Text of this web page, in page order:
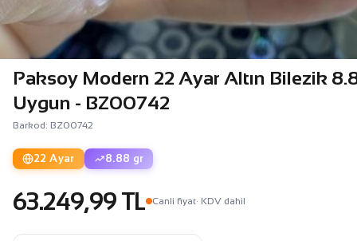
Paksoy Modern 22 Ayar Altın Bilezik
Uygun - BZ00742
Barkod: BZ00742
22 Ayar 8.88 gr
63.249,99 TL Canli fiyat· KDV dahil